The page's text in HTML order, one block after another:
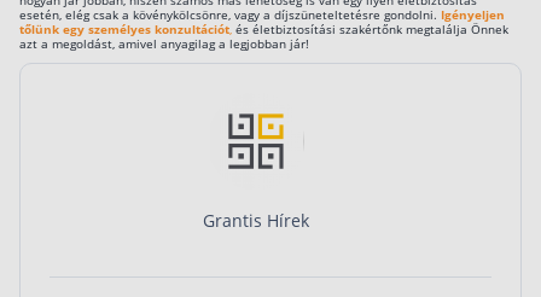
Állampapír
Részvény vásárlás
Befektetési alapok
Gyermek megtakarítás
esetén, elég csak a kövénykölcsönre, vagy a díjszüneteltetésre gondolni. Igényeljen
tőlünk egy személyes konzultációt, és életbiztosítási szakértőnk megtalálja Önnek
azt a megoldást, amivel anyagilag a legjobban jár!
Grantis Hírek